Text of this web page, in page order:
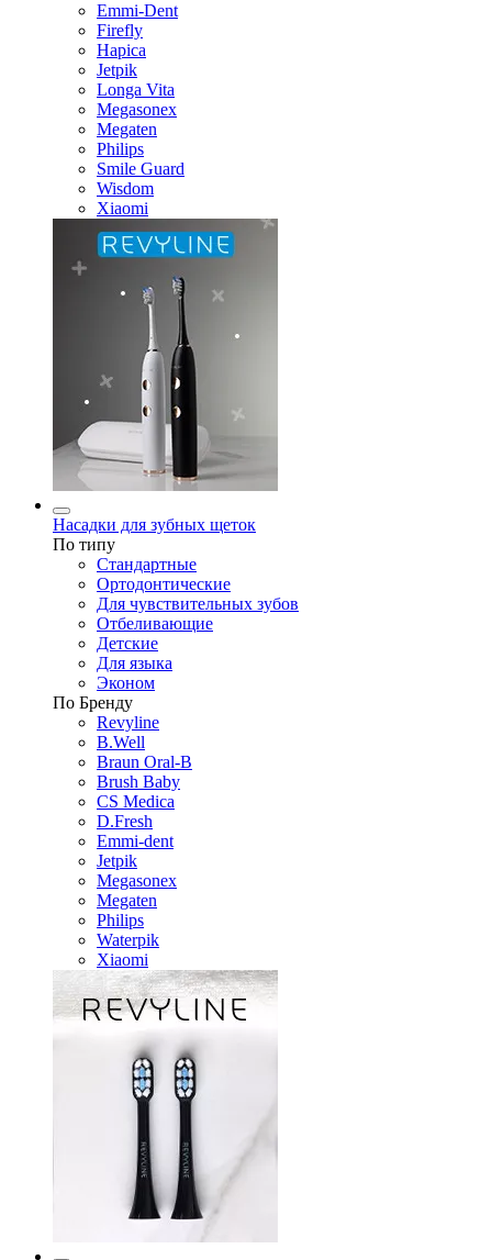
Emmi-Dent
Firefly
Hapica
Jetpik
Longa Vita
Megasonex
Megaten
Philips
Smile Guard
Wisdom
Xiaomi
Насадки для зубных щеток
По типу
Стандартные
Ортодонтические
Для чувствительных зубов
Отбеливающие
Детские
Для языка
Эконом
По Бренду
Revyline
B.Well
Braun Oral-B
Brush Baby
CS Medica
D.Fresh
Emmi-dent
Jetpik
Megasonex
Megaten
Philips
Waterpik
Xiaomi